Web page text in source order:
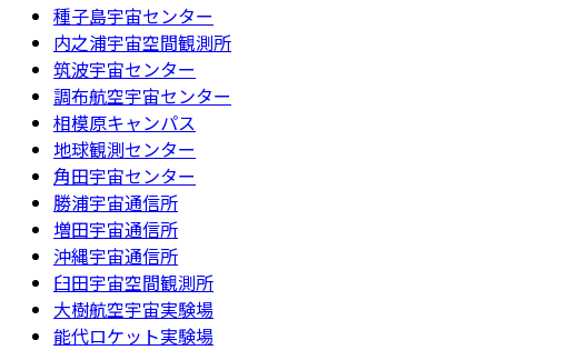
種子島宇宙センター
内之浦宇宙空間観測所
筑波宇宙センター
調布航空宇宙センター
相模原キャンパス
地球観測センター
角田宇宙センター
勝浦宇宙通信所
増田宇宙通信所
沖縄宇宙通信所
臼田宇宙空間観測所
大樹航空宇宙実験場
能代ロケット実験場